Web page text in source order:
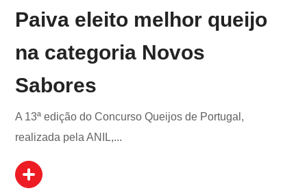
Paiva eleito melhor queijo
na categoria Novos
Sabores
A 13ª edição do Concurso Queijos de Portugal,
realizada pela ANIL,...